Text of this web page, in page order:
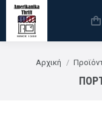
You are here:
Αρχική